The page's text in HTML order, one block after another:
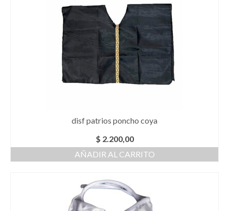
disf patrios poncho coya
$ 2.200,00
AÑADIR AL CARRITO